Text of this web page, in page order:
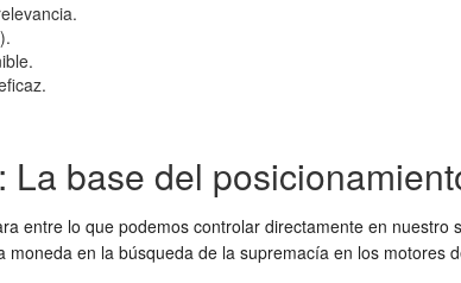
base del
entre lo que podemos controlar directamente en nuestro
en la búsqueda de la supremacía en los motores